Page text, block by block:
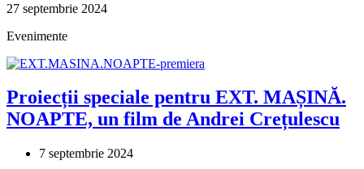
27 septembrie 2024
Evenimente
Proiecții speciale pentru EXT. MAȘINĂ.
NOAPTE, un film de Andrei Crețulescu
7 septembrie 2024